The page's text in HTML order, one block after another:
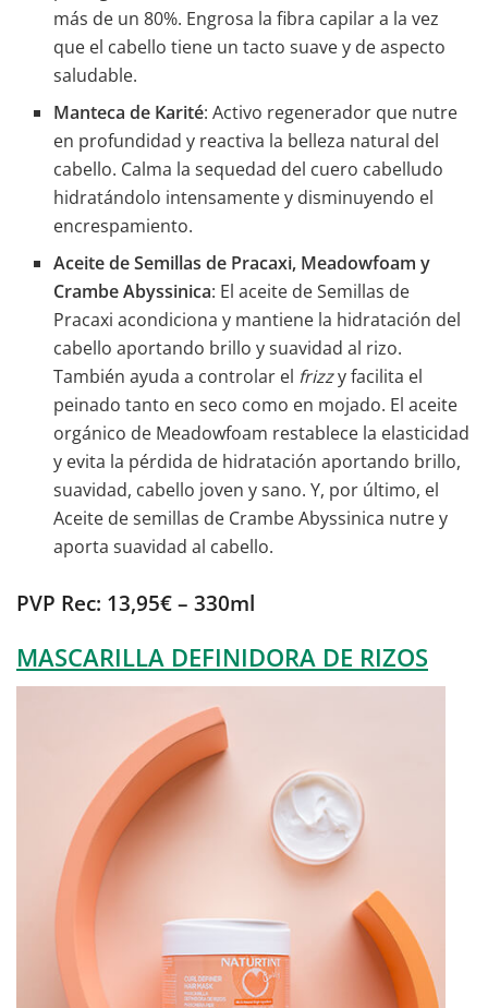
más de un 80%. Engrosa la fibra capilar a la vez
que el cabello tiene un tacto suave y de aspecto
saludable.
Manteca de Karité: Activo regenerador que nutre
en profundidad y reactiva la belleza natural del
cabello. Calma la sequedad del cuero cabelludo
hidratándolo intensamente y disminuyendo el
encrespamiento.
Aceite de Semillas de Pracaxi, Meadowfoam y
Crambe Abyssinica: El aceite de Semillas de
Pracaxi acondiciona y mantiene la hidratación del
cabello aportando brillo y suavidad al rizo.
También ayuda a controlar el frizzy facilita el
peinado tanto en seco como en mojado. El aceite
orgánico de Meadowfoam restablece la elasticidad
y evita la pérdida de hidratación aportando brillo,
suavidad, cabello joven y sano. Y, por último, el
Aceite de semillas de Crambe Abyssinica nutre y
aporta suavidad al cabello.
PVP Rec: 13,95€ – 330ml
MASCARILLA DEFINIDORA DE RIZOS